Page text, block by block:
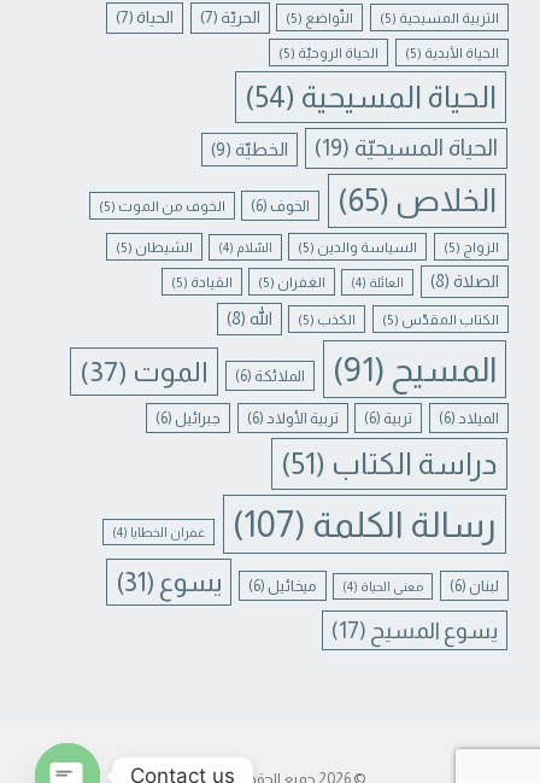
التربية المسيحية (5) التّواضع (5) الحريّة (7) الحياة (7)
الحياة الأبدية (5) الحياة الروحيّة (5)
الحياة المسيحية (54)
الحياة المسيحيّة (19) الخطيّة (9)
الخلاص (65) الخوف (6) الخوف من الموت (5)
الزواج (5) السياسة والدين (5) السّلام (4) الشيطان (5)
الصلاة (8) العائلة (4) الغفران (5) القيادة (5)
الكتاب المقدّس (5) الكذب (5) الله (8)
المسيح (91) الملائكة (6) الموت (37)
الميلاد (6) تربية (6) تربية الأولاد (6) جبرائيل (6)
دراسة الكتاب (51)
رسالة الكلمة (107) غفران الخطايا (4)
لبنان (6) معنى الحياة (4) ميخائيل (6) يسوع (31)
يسوع المسيح (17)
© 2026 جميع الحقوق محفوظة. Contact us